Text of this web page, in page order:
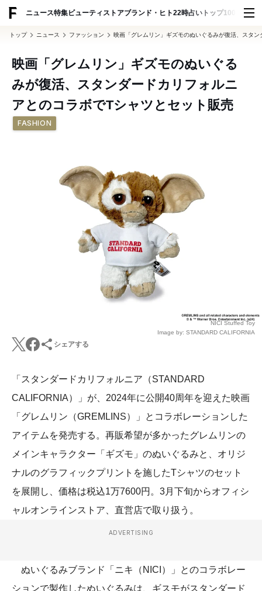
ニュース特集ビューティ ストアブランド・ヒト22時占い トップ100 スナッ
トップ ニュース ファッション 映画「グレムリン」ギズモのぬいぐるみが復活、スタ
映画「グレムリン」ギズモのぬいぐる
みが復活、スタンダードカリフォルニ
アとのコラボでTシャツとセット販売
FASHION
NICI Stuffed Toy
Image by: STANDARD CALIFORNIA
シェアする
「スタンダードカリフォルニア（STANDARD
CALIFORNIA）」が、2024年に公開40周年を迎えた映画
「グレムリン（GREMLINS）」とコラボレーションした
アイテムを発売する。再販希望が多かったグレムリンの
メインキャラクター「ギズモ」のぬいぐるみと、オリジ
ナルのグラフィックプリントを施したTシャツのセット
を展開し、価格は税込1万7600円。3月下旬からオフィシ
ャルオンラインストア、直営店で取り扱う。
ADVERTISING
ぬいぐるみブランド「ニキ（NICI）」とのコラボレー
ションで製作したぬいぐるみは、ギスモがスタンダード